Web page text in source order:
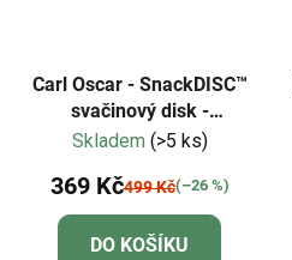
Carl Oscar - SnackDISC™
svačinový disk -
růžový/panda
Skladem (>5 ks)
369 Kč499 Kč(–26 %)
DO KOŠÍKU